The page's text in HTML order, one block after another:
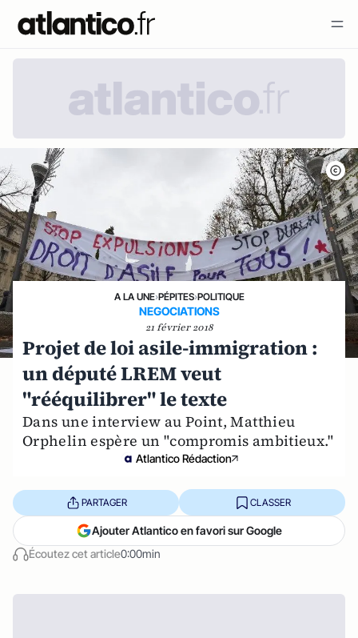
A LA UNE›PÉPITES›POLITIQUE
NEGOCIATIONS
21 février 2018
Projet de loi asile-immigration :
un député LREM veut
"rééquilibrer" le texte
Dans une interview au Point, Matthieu
Orphelin espère un "compromis ambitieux."
Atlantico Rédaction
Écoutez cet article0:00min
PARTAGER CLASSER
Ajouter Atlantico en favori sur Google